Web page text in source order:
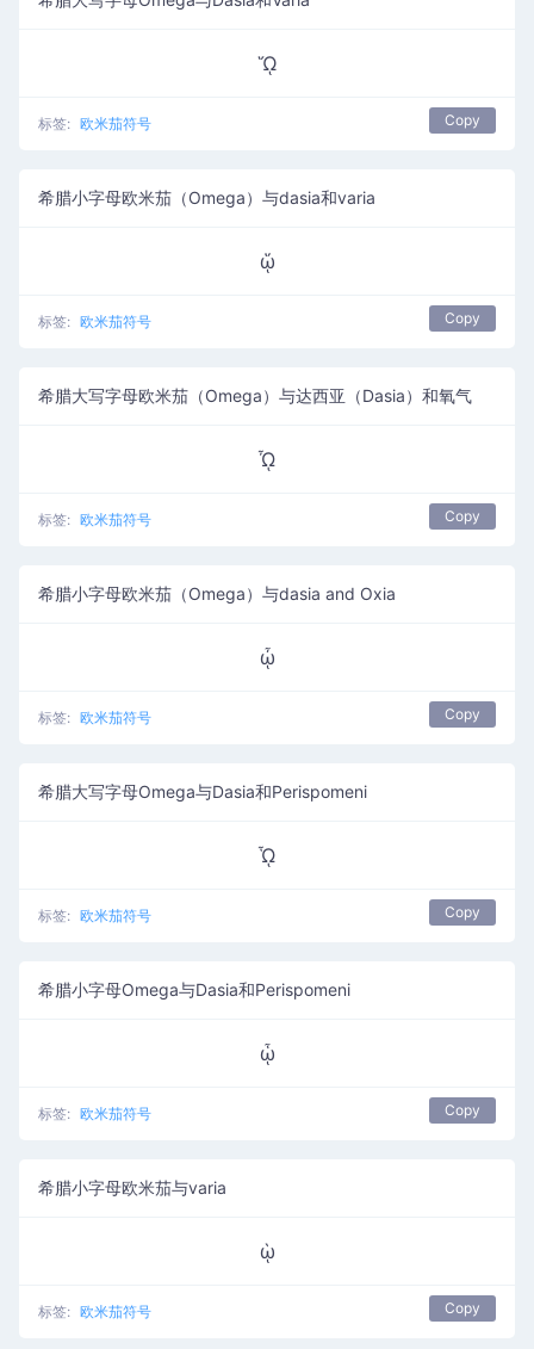
ᾭ
标签: 欧米茄符号 Copy
希腊小字母欧米茄（Omega）与dasia和varia
ᾥ
标签: 欧米茄符号 Copy
希腊大写字母欧米茄（Omega）与达西亚（Dasia）和氧气
ᾮ
标签: 欧米茄符号 Copy
希腊小字母欧米茄（Omega）与dasia and Oxia
ᾦ
标签: 欧米茄符号 Copy
希腊大写字母Omega与Dasia和Perispomeni
ᾯ
标签: 欧米茄符号 Copy
希腊小字母Omega与Dasia和Perispomeni
ᾧ
标签: 欧米茄符号 Copy
希腊小字母欧米茄与varia
ῲ
标签: 欧米茄符号 Copy